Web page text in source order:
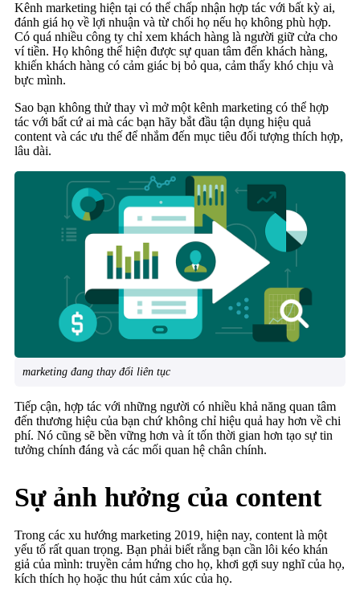
Kênh marketing hiện tại có thể chấp nhận hợp tác với bất kỳ ai,
đánh giá họ về lợi nhuận và từ chối họ nếu họ không phù hợp.
Có quá nhiều công ty chỉ xem khách hàng là người giữ cửa cho
ví tiền. Họ không thể hiện được sự quan tâm đến khách hàng,
khiến khách hàng có cảm giác bị bỏ qua, cảm thấy khó chịu và
bực mình.
Sao bạn không thử thay vì mở một kênh marketing có thể hợp
tác với bất cứ ai mà các bạn hãy bắt đầu tận dụng hiệu quả
content và các ưu thế để nhắm đến mục tiêu đối tượng thích hợp,
lâu dài.
marketing đang thay đổi liên tục
Tiếp cận, hợp tác với những người có nhiều khả năng quan tâm
đến thương hiệu của bạn chứ không chỉ hiệu quả hay hơn về chi
phí. Nó cũng sẽ bền vững hơn và ít tốn thời gian hơn tạo sự tin
tưởng chính đáng và các mối quan hệ chân chính.
Sự ảnh hưởng của content
Trong các xu hướng marketing 2019, hiện nay, content là một
yếu tố rất quan trọng. Bạn phải biết rằng bạn cần lôi kéo khán
giả của mình: truyền cảm hứng cho họ, khơi gợi suy nghĩ của họ,
kích thích họ hoặc thu hút cảm xúc của họ.